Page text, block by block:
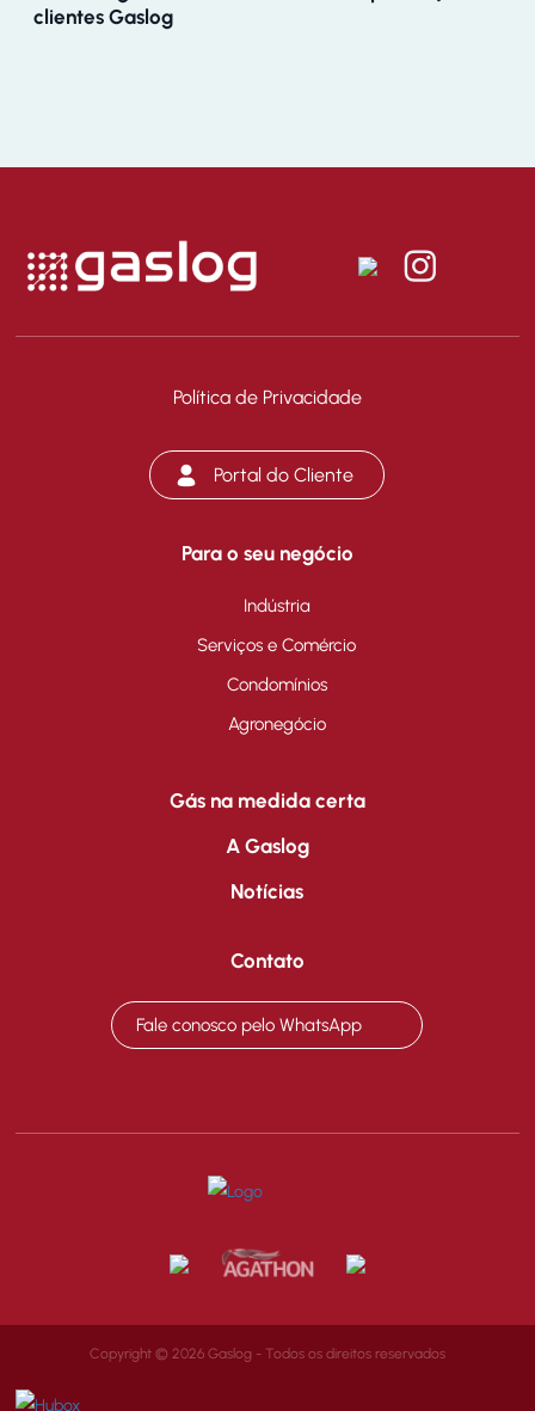
clientes Gaslog
Política de Privacidade
Portal do Cliente
Para o seu negócio
Indústria
Serviços e Comércio
Condomínios
Agronegócio
Gás na medida certa
A Gaslog
Notícias
Contato
Fale conosco pelo WhatsApp
Copyright © 2026 Gaslog - Todos os direitos reservados